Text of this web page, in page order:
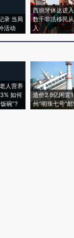
录 当局
活动
西班牙休达进
数千非法移民
入
人营养
如何
碗”?
造价2.8亿闲置
州“明珠七号”